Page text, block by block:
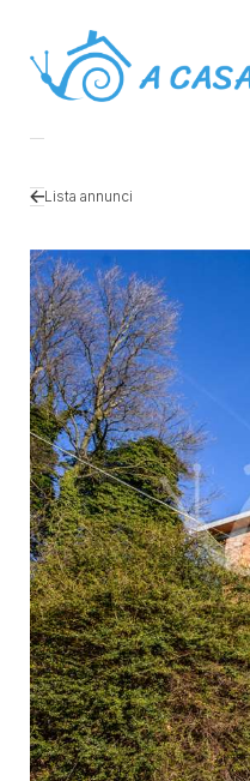
Lista annunci